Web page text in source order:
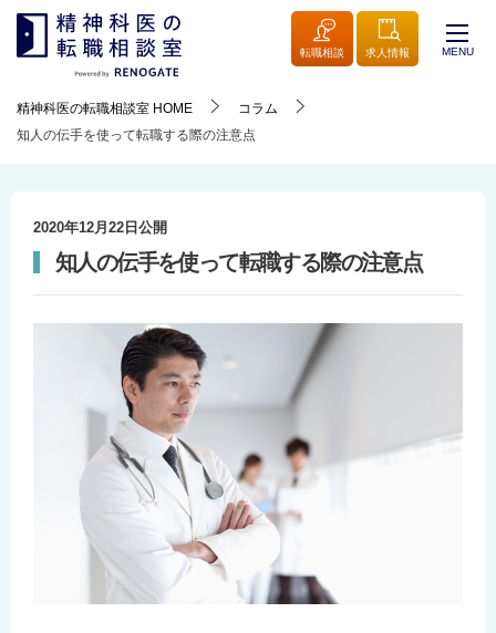
転職相談 求人情報 MENU
精神科医の転職相談室 HOME
コラム
知人の伝手を使って転職する際の注意点
2020年12月22日 公開
知人の伝手を使って転職する際の注意点